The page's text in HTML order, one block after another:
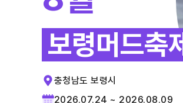
보령머드축
충청남도 보령시
2026.07.24 ~ 2026.08.09